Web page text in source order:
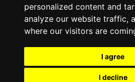
personalized content and
analyze our website traffic,
where our visitors are
I agree
I decline